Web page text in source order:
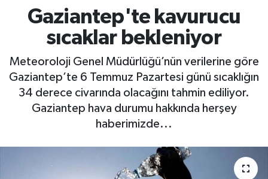
Gaziantep'te kavurucu
sıcaklar bekleniyor
Meteoroloji Genel Müdürlüğü’nün verilerine göre
Gaziantep’te 6 Temmuz Pazartesi günü sıcaklığın
34 derece civarında olacağını tahmin ediliyor.
Gaziantep hava durumu hakkında herşey
haberimizde...
Gaziantep son dakika
Genel
Gündem
Haberler
Puan Durumu ve Fikstür
Tüm Manşetler
Son Dakika Haberleri
Haber Arşivi